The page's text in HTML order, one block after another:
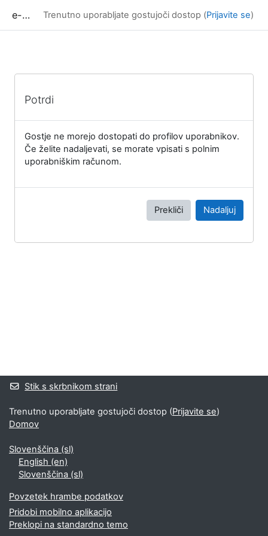
e-učilnica UP FAMNIT Trenutno uporabljate gostujoči dostop (Prijavite se)
Potrdi
Gostje ne morejo dostopati do profilov uporabnikov.
Če želite nadaljevati, se morate vpisati s polnim
uporabniškim računom.
Prekliči Nadaljuj
Stik s skrbnikom strani
Trenutno uporabljate gostujoči dostop (Prijavite se)
Domov
Slovenščina ‎(sl)‎
English ‎(en)‎
Slovenščina ‎(sl)‎
Povzetek hrambe podatkov
Pridobi mobilno aplikacijo
Preklopi na standardno temo